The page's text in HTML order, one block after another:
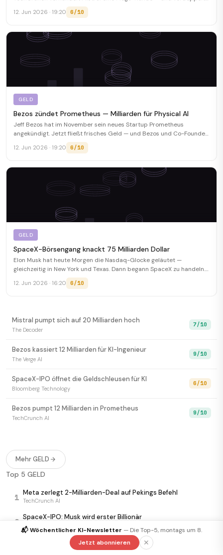
damit fast ihre Bewertung.
12. Jun 2026 · 19:20 6/10
GELD
Bezos zündet Prometheus — Milliarden für Physical AI
Jeff Bezos hat im November sein neues Startup Prometheus
angekündigt. Jetzt fließt frisches Geld — und Bezos und Co-Founder
Vik Bajaj reden Klartext.
12. Jun 2026 · 19:20 6/10
GELD
SpaceX-Börsengang knackt 75 Milliarden Dollar
Elon Musk hat heute Morgen die Nasdaq-Glocke geläutet —
gleichzeitig in New York und Texas. Dann begann SpaceX zu handeln.
Größter Tech-IPO seit Jahren.
12. Jun 2026 · 16:20 6/10
Mistral pumpt sich auf 20 Milliarden hoch
The Decoder
7/10
Bezos kassiert 12 Milliarden für KI-Ingenieur
The Verge AI
9/10
SpaceX-IPO öffnet die Geldschleusen für KI
Bloomberg Technology
6/10
Bezos pumpt 12 Milliarden in Prometheus
TechCrunch AI
9/10
Bezos-KI knackt 41-Milliarden-Bewertung
Bloomberg Technology
OpenAI schluckt Cloud-Plattform Ona
THEKER schnappt sich 73 Millionen für Roboter 6/10
Mehr GELD
Top 5 GELD
1 Meta zerlegt 2-Milliarden-Deal auf Pekings Befehl
TechCrunch AI
2 SpaceX-IPO: Musk wird erster Billionär
Ars Technica AI
OpenAI kauft Startup gegen Anthropics Codex-Vorsprung
📬 Wöchentlicher KI-Newsletter — Die Top-5, montags um 8.
Jetzt abonnieren
✕